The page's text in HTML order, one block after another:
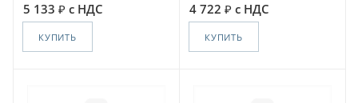
5 133 с НДС
КУПИТЬ
4 722 с НДС
КУПИТЬ